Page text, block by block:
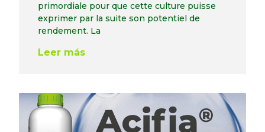
primordiale pour que cette culture puisse
exprimer par la suite son potentiel de
rendement. La
Leer más